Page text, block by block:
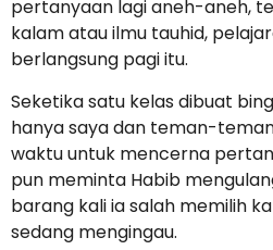
pertanyaan lagi aneh-aneh,
kalam atau ilmu tauhid,
berlangsung pagi itu.
Seketika satu kelas dibuat
hanya saya dan teman-
waktu untuk mencerna
pun meminta Habib
barang kali ia salah memilih
sedang mengingau.